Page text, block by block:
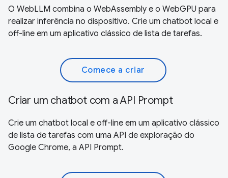
O WebLLM combina o WebAssembly e o WebGPU para
realizar inferência no dispositivo. Crie um chatbot local e
off-line em um aplicativo clássico de lista de tarefas.
Comece a criar
Criar um chatbot com a API Prompt
Crie um chatbot local e off-line em um aplicativo clássico
de lista de tarefas com uma API de exploração do
Google Chrome, a API Prompt.